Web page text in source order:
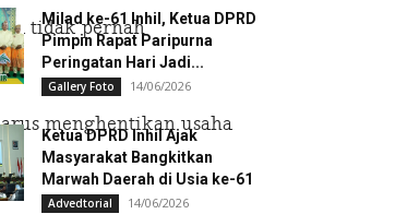
tidak pernah
menghentikan usaha
Milad ke-61 Inhil, Ketua DPRD
Pimpin Rapat Paripurna
Peringatan Hari Jadi...
Gallery Foto 14/06/2026
Ketua DPRD Inhil Ajak
Masyarakat Bangkitkan
Marwah Daerah di Usia ke-61
Advedtorial 14/06/2026